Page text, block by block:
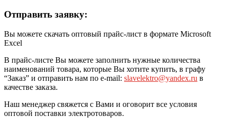
Отправить заявку:
Вы можете скачать оптовый прайс-лист в формате Microsoft
Excel
В прайс-листе Вы можете заполнить нужные количества
наименований товара, которые Вы хотите купить, в графу
“Заказ” и отправить нам по e-mail: slavelektro@yandex.ru в
качестве заказа.
Наш менеджер свяжется с Вами и оговорит все условия
оптовой поставки электротоваров.